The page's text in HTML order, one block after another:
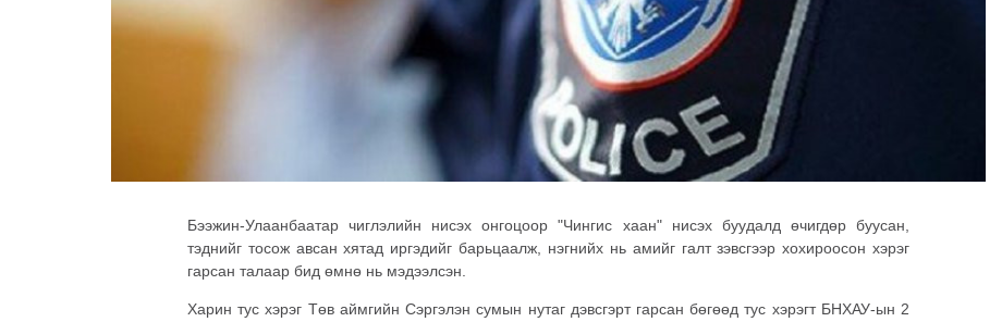
Бээжин-Улаанбаатар чиглэлийн нисэх онгоцоор "Чингис хаан" нисэх буудалд өчигдөр буусан,
тэднийг тосож авсан хятад иргэдийг барьцаалж, нэгнийх нь амийг галт зэвсгээр хохироосон хэрэг
гарсан талаар бид өмнө нь мэдээлсэн.
Харин тус хэрэг Төв аймгийн Сэргэлэн сумын нутаг дэвсгэрт гарсан бөгөөд тус хэрэгт БНХАУ-ын 2